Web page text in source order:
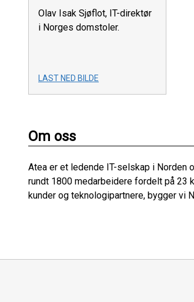
Olav Isak Sjøflot, IT-direktør
i Norges domstoler.
LAST NED BILDE
Om oss
Atea er et ledende IT-selskap i Norden
rundt 1800 medarbeidere fordelt på 23
kunder og teknologipartnere, bygger vi